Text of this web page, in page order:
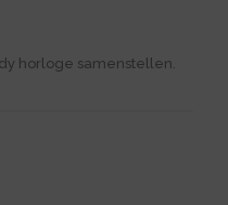
horloge samenstellen.